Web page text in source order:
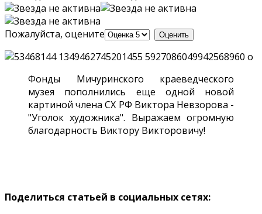
Пожалуйста, оцените
Фонды Мичуринского краеведческого
музея пополнились еще одной новой
картиной члена СХ РФ Виктора Невзорова -
"Уголок художника". Выражаем огромную
благодарность Виктору Викторовичу!
Поделиться статьей в социальных сетях: